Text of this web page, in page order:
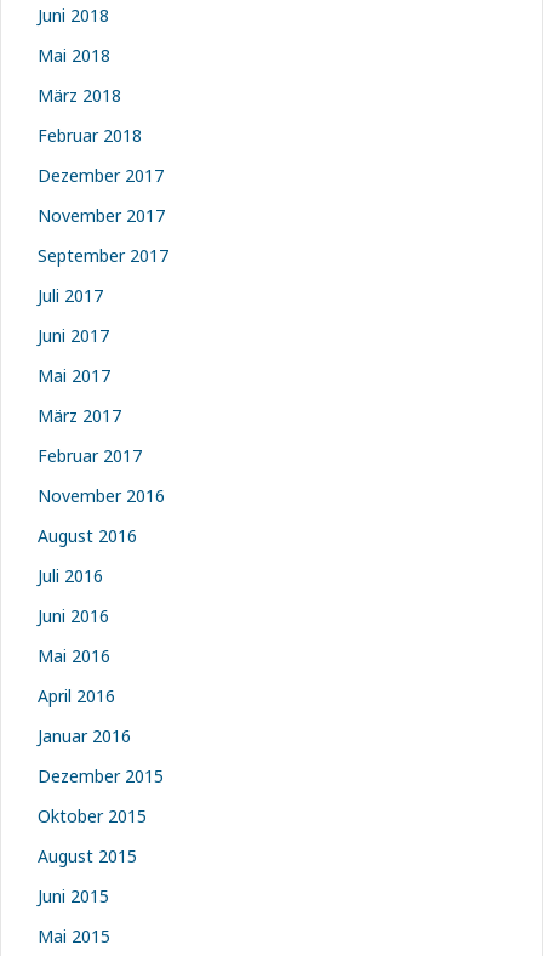
Juni 2018
Mai 2018
März 2018
Februar 2018
Dezember 2017
November 2017
September 2017
Juli 2017
Juni 2017
Mai 2017
März 2017
Februar 2017
November 2016
August 2016
Juli 2016
Juni 2016
Mai 2016
April 2016
Januar 2016
Dezember 2015
Oktober 2015
August 2015
Juni 2015
Mai 2015